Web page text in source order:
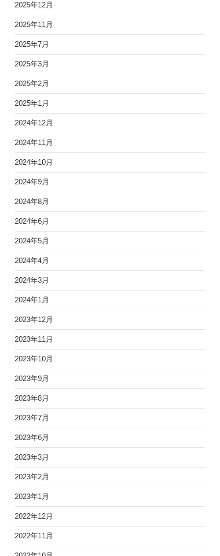
2025年12月
2025年11月
2025年7月
2025年3月
2025年2月
2025年1月
2024年12月
2024年11月
2024年10月
2024年9月
2024年8月
2024年6月
2024年5月
2024年4月
2024年3月
2024年1月
2023年12月
2023年11月
2023年10月
2023年9月
2023年8月
2023年7月
2023年6月
2023年3月
2023年2月
2023年1月
2022年12月
2022年11月